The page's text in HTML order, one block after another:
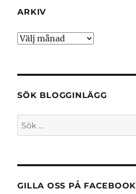
ARKIV
Arkiv
SÖK BLOGGINLÄGG
Sök
efter:
GILLA OSS PÅ FACEBOOK